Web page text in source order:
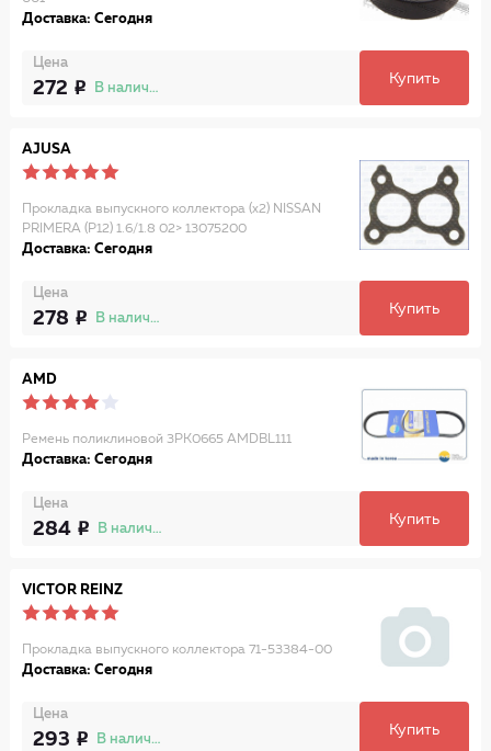
Доставка: Сегодня
Цена
272 В наличии
Купить
AJUSA
Прокладка выпускного коллектора (x2) NISSAN
PRIMERA (P12) 1.6/1.8 02> 13075200
Доставка: Сегодня
Цена
278 В наличии
Купить
AMD
Ремень поликлиновой 3PK0665 AMDBL111
Доставка: Сегодня
Цена
284 В наличии
Купить
VICTOR REINZ
Прокладка выпускного коллектора 71-53384-00
Доставка: Сегодня
Цена
293 В наличии
Купить